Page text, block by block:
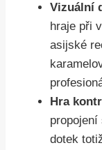
Vizuální
hraje při
asijské
Hra
dotek